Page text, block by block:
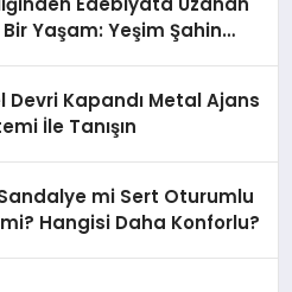
Yaşam: Yeşim Şahin
Devri Kapandı Metal Ajans
İle Tanışın
mi Sert Oturumlu
Hangisi Daha Konforlu?